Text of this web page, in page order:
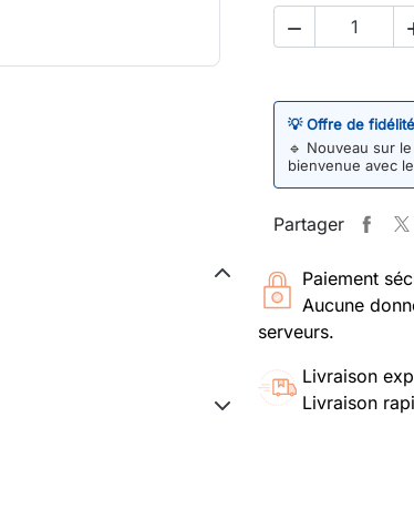

💡 Offre de
🔹 Nouveau sur
bienvenue avec
Partager
Paiement
Aucune
serveurs.
Livraison
Livraison